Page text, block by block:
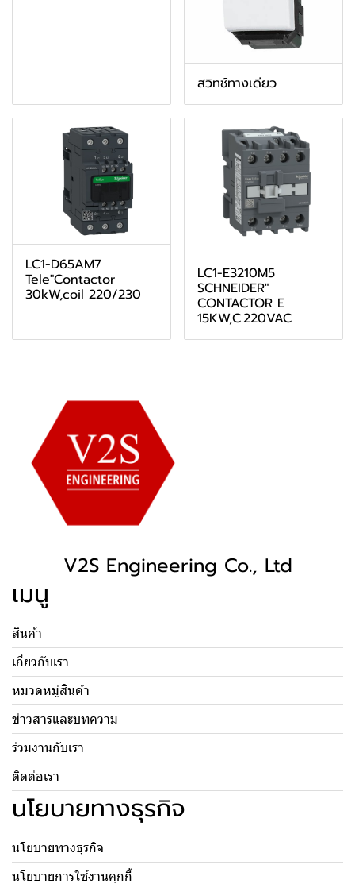
สวิทช์ทางเดียว
LC1-D65AM7
Tele"Contactor
30kW,coil 220/230
LC1-E3210M5
SCHNEIDER"
CONTACTOR E
15KW,C.220VAC
V2S Engineering Co., Ltd
เมนู
สินค้า
เกี่ยวกับเรา
หมวดหมู่สินค้า
ข่าวสารและบทความ
ร่วมงานกับเรา
ติดต่อเรา
นโยบายทางธุรกิจ
นโยบายทางธุรกิจ
นโยบายการใช้งานคุกกี้